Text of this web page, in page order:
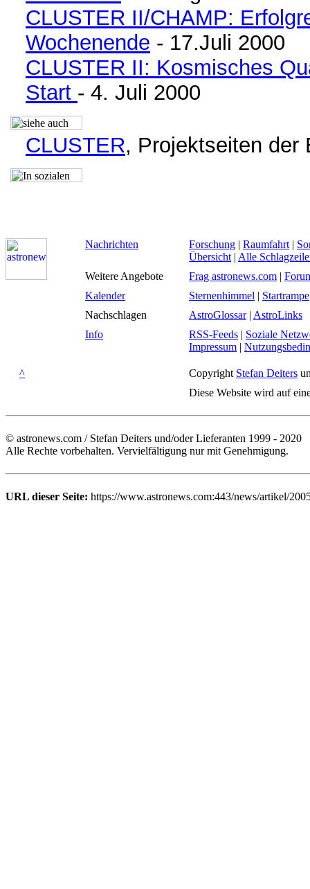
CLUSTER II/CHAMP:
Wochenende - 17.Juli 2000
CLUSTER II: Kosmisches
Start - 4. Juli 2000
CLUSTER, Projektseiten der
Nachrichten Forschung | Raumfahrt |
Übersicht | Alle
Weitere Angebote
Frag astronews.com |
Kalender
Sternenhimmel | Startrampe
Nachschlagen
AstroGlossar| AstroLinks
Info
RSS-Feeds | Soziale
Impressum |
^ Copyright Stefan Deiters
Diese Website wird auf
© astronews.com / Stefan Deiters und/oder Lieferanten 1999 - 2020
Alle Rechte vorbehalten. Vervielfältigung nur mit Genehmigung.
URL dieser Seite: https://www.astronews.com:443/news/artikel/